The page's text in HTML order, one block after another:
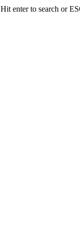
Hit enter to search or